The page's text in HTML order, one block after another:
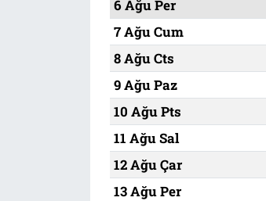
6 Ağu Per
7 Ağu Cum
8 Ağu Cts
9 Ağu Paz
10 Ağu Pts
11 Ağu Sal
12 Ağu Çar
13 Ağu Per